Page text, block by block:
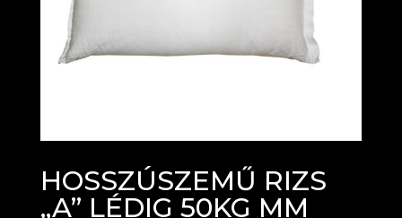
HOSSZÚSZEMŰ RIZS
„A” LÉDIG 50KG MM